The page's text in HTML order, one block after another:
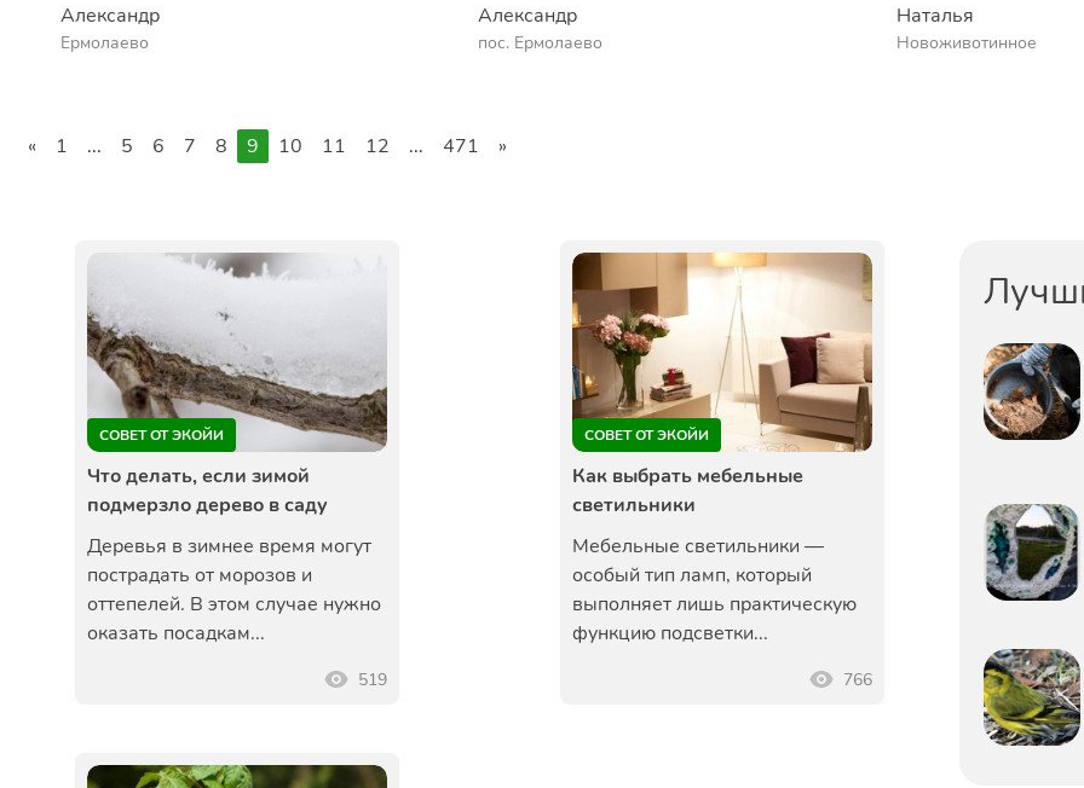
Александр
Ермолаево
Александр
пос. Ермолаево
Наталья
Новоживотинное
« 1 ... 5 6 7 8 9 10 11 12 ... 471 »
СОВЕТ ОТ ЭКОЙИ
Что делать, если зимой
подмерзло дерево в саду
Деревья в зимнее время могут
пострадать от морозов и
оттепелей. В этом случае нужно
оказать посадкам...
519
СОВЕТ ОТ ЭКОЙИ
Как выбрать мебельные
светильники
Мебельные светильники —
особый тип ламп, который
выполняет лишь практическую
функцию подсветки...
766